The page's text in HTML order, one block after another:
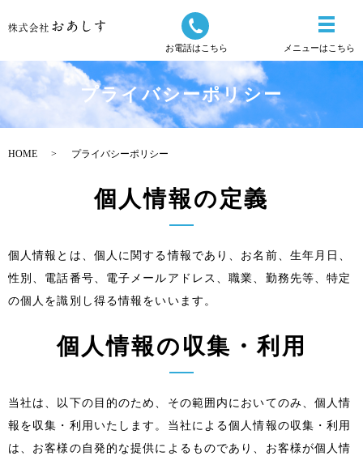
お電話はこちら メニューはこちら
プライバシーポリシー
HOME プライバシーポリシー
個人情報の定義
個人情報とは、個人に関する情報であり、お名前、生年月日、
性別、電話番号、電子メールアドレス、職業、勤務先等、特定
の個人を識別し得る情報をいいます。
個人情報の収集・利用
当社は、以下の目的のため、その範囲内においてのみ、個人情
報を収集・利用いたします。当社による個人情報の収集・利用
は、お客様の自発的な提供によるものであり、お客様が個人情